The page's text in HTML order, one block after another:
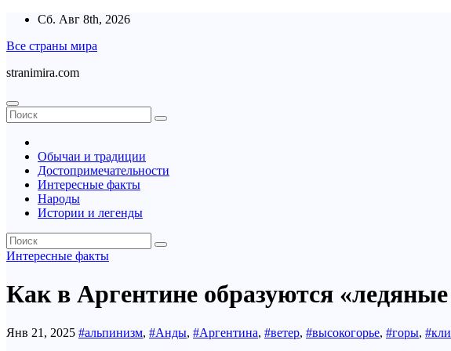
Перейти
содержимому
Сб. Авг 8th, 2026
Все страны мира
stranimira.com
Обычаи и традиции
Достопримечательности
Интересные факты
Народы
Истории и легенды
Интересные факты
Как в Аргентине образуются
Янв 21, 2025 #альпинизм, #Анды, #Аргентина, #ветер, #высокогорье, #горы,